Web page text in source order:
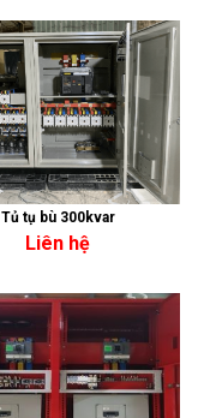
Tủ tụ bù 300kvar
Liên hệ